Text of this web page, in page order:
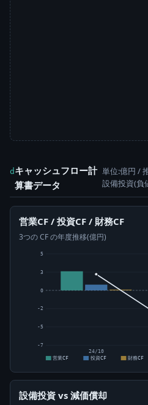
d キャッシュフロー計
算書データ
単位:億円 /
設備投資(負
営業CF / 投資CF / 財務CF
3つの CF の年度推移(億円)
-7
-5
-2
0
3
5
24/10
営業CF
投資CF 財務CF
設備投資 vs 減価償却